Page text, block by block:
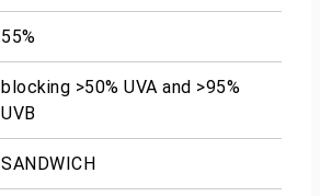
55%
blocking >50% UVA and >95%
UVB
SANDWICH